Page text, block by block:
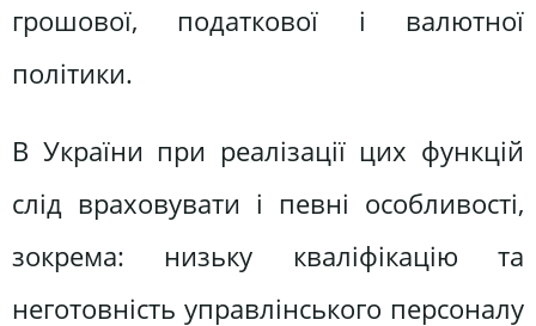
грошової, податкової і валютної
політики.
В України при реалізації цих функцій
слід враховувати і певні особливості,
зокрема: низьку кваліфікацію та
неготовність управлінського персоналу